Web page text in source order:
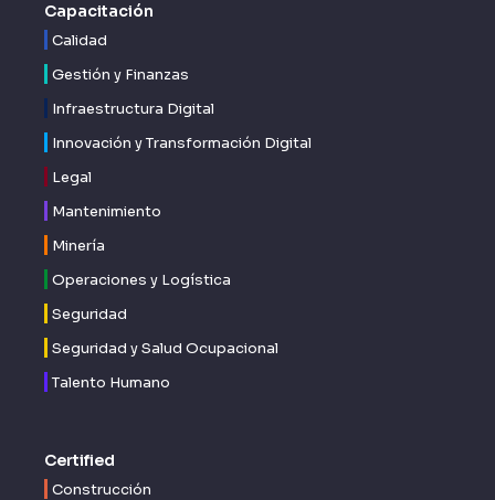
Capacitación
Calidad
Gestión y Finanzas
Infraestructura Digital
Innovación y Transformación Digital
Legal
Mantenimiento
Minería
Operaciones y Logística
Seguridad
Seguridad y Salud Ocupacional
Talento Humano
Certified
Construcción